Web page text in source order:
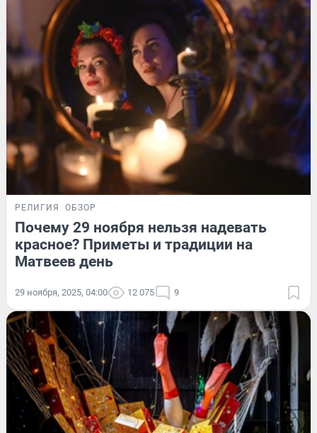
РЕЛИГИЯ ОБЗОР
Почему 29 ноября нельзя надевать
красное? Приметы и традиции на
Матвеев день
29 ноября, 2025, 04:00 12 075 9